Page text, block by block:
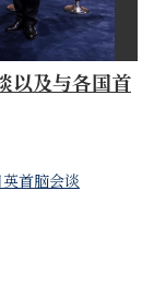
以及与各国首
首脑会谈